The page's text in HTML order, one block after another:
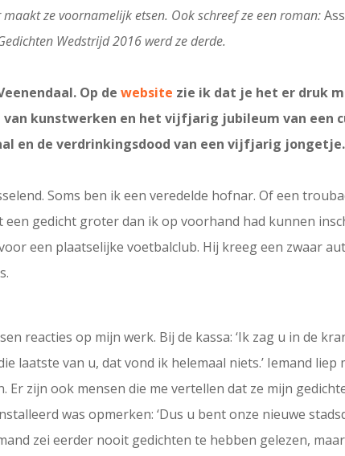
ze voornamelijk etsen. Ook schreef ze een roman:
Wedstrijd 2016 werd ze derde.
Op dewebsite zie ik dat je het er druk
kunstwerken en het vijfjarig jubileum van een
en de verdrinkingsdood van een vijfjarig
Soms ben ik een veredelde hofnar. Of een
gedicht groter dan ik op voorhand had kunnen
een plaatselijke voetbalclub. Hij kreeg een zwaar
reacties op mijn werk. Bij de kassa: ‘Ik zag u in de
laatste van u, dat vond ik helemaal niets.’ Iemand
zijn ook mensen die me vertellen dat ze mijn
was opmerken: ‘Dus u bent onze nieuwe
zei eerder nooit gedichten te hebben gelezen,